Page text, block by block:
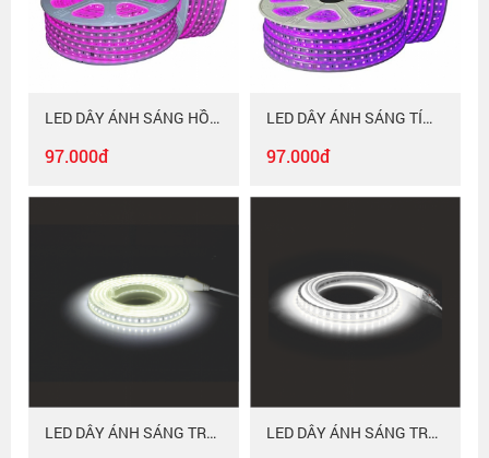
LED DÂY ÁNH SÁNG HỒNG Duhal 6WM LDH01
97.000đ
LED DÂY ÁNH SÁNG TÍM Duhal 6WM LDT02
97.000đ
LED DÂY ÁNH SÁNG TRẮNG Duhal - 1 DÒNG LED 6WM LDT03 LED DÂY ÁNH SÁNG TRẮNG Duhal - 2 DÒNG LED 6WM LDT04